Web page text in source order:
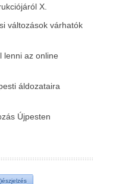
X.
változások várhatók
lenni az online
áldozataira
Újpesten